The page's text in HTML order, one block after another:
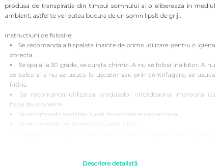
produsa de transpiratia din timpul somnului si o elibereaza in mediul
ambient, astfel te vei putea bucura de un somn lipsit de griji.
Instructiuni de folosire:
Se recomanda a fi spalata inainte de prima utilizare pentru o igiena
corecta.
Se spala la 30 grade, se curata chimic. A nu se folosi inalbitor. A nu
se calca si a nu se usuca la uscator sau prin centrifugare, se usuca
intins.
Se recomanda utilizarea produselor intotdeauna impreuna cu
husa de acoperire.
Se recomanda spalarea husei de acoperire saptamanal.
Atentie! Fotografiile produselor prezentate au caracter informativ,
Descriere detaliată